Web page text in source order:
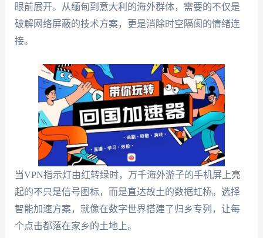
眼前展开。从缅甸到意大利的海外群体，需要的不仅是
破解网络屏蔽的技术方案，更是消除时空隔阂的情绪连
接。
当VPN指示灯由红转绿时，万千海外游子的手机屏上亮
起的不只是信号图标，而是直达故土的数据虹桥。选择
智能加速方案，就像在数字世界搭建了归乡专列，让每
个点击都落在家乡的土地上。